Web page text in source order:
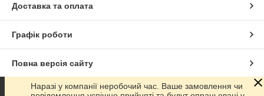
Доставка та оплата
Графік роботи
Повна версія сайту
Сайт створено на маркетплейсі Prom.ua
Наразі у компанії неробочий час. Ваше замовлення чи